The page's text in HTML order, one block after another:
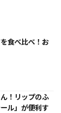
食べ比べ！お
！リップのふ
ル」が便利す